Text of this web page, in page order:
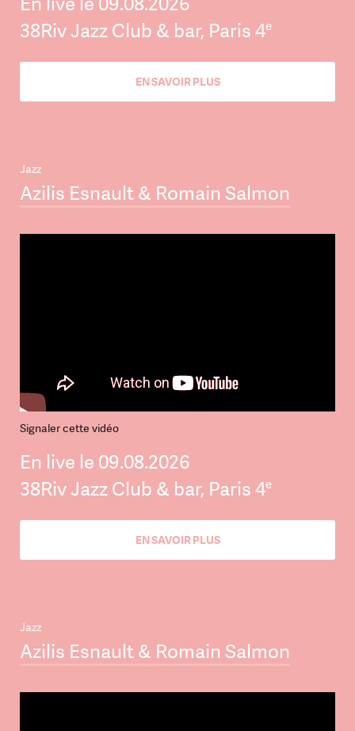
38Riv Jazz Club & bar, Paris 4e
EN SAVOIR PLUS
Jazz
Azilis Esnault & Romain Salmon
Signaler cette vidéo
En live le 09.08.2026
38Riv Jazz Club & bar, Paris 4e
EN SAVOIR PLUS
Jazz
Azilis Esnault & Romain Salmon